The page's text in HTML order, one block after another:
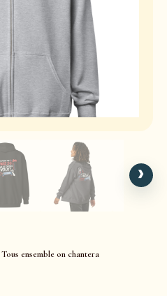
ensemble on chantera
›